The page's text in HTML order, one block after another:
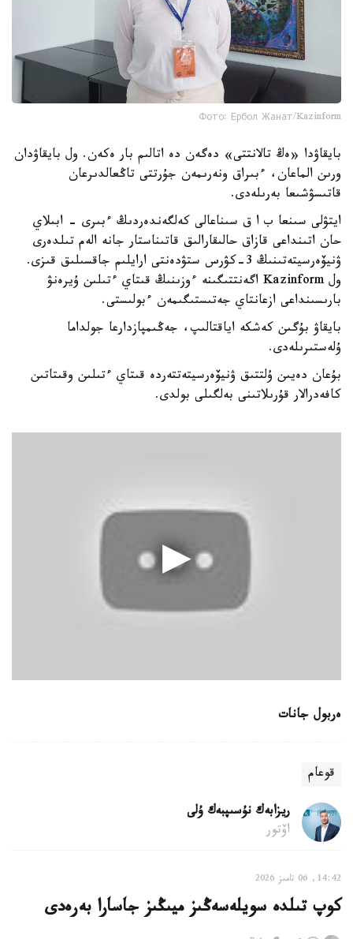
Фото: Ербол Жанат/Kazinform
بايقاۋدا «ەڭ تالانتتى» دەگەن دە اتالىم بار ەكەن. ول بايقاۋدان
ورىن الماعان، ءبىراق ونەرىمەن جۇرتتى تاڭعالدىرعان
قاتىسۋشىعا بەرىلەدى.
ايتۋلى سىنعا ب ا ق سىناعالى كەلگەندەردىڭ ءبىرى - ابىلاي
حان اتىنداعى قازاق حالىقارالىق قاتىناستار جانە الەم تىلدەرى
ۋنيۆەرسيتەتىنىڭ 3-كۋرس ستۋدەنتى ارايلىم جاقسىلىق قىزى.
ول Kazinform اگەنتتىگىنە ءوزىنىڭ قىتاي ءتىلىن ۇيرەنۋ
بارىسىنداعى ازعانتاي جەتىستىگىمەن ءبولىستى.
بايقاۋ بۇگىن كەشكە اياقتالىپ، جەڭىمپازدارعا جولداما
ۇلەستىرىلەدى.
بۇعان دەيىن ۇلتتىق ۋنيۆەرسيتەتتەردە قىتاي ءتىلىن وقىتاتىن
كافەدرالار قۇرىلاتىنى بەلگىلى بولدى.
ەربول جانات
قوعام
ريزابەك نۇسىپبەك ۇلى
اۆتور
14:42, 06 تامىز 2026
كوپ تىلدە سويلەسەڭىز ميىڭىز جاسارا بەرەدى